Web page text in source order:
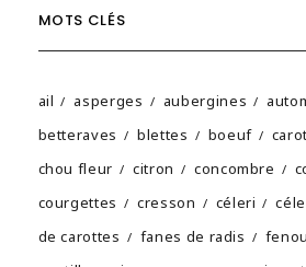
MOTS CLÉS
ail asperges aubergines
betteraves
blettes boeuf
chou fleur
citron concombre
courgettes
cresson céleri
de carottes
fanes de radis